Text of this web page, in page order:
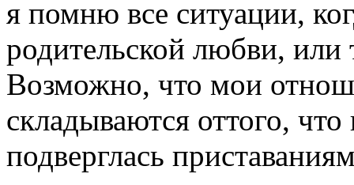
я помню все ситуации,
родительской любви, или
Возможно, что мои
складываются оттого,
подверглась